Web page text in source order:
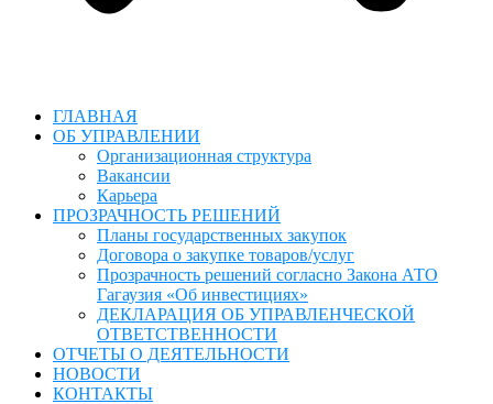
ГЛАВНАЯ
ОБ УПРАВЛЕНИИ
Организационная структура
Вакансии
Карьера
ПРОЗРАЧНОСТЬ РЕШЕНИЙ
Планы государственных закупок
Договора о закупке товаров/услуг
Прозрачность решений согласно Закона АТО
Гагаузия «Об инвестициях»
ДЕКЛАРАЦИЯ ОБ УПРАВЛЕНЧЕСКОЙ
ОТВЕТСТВЕННОСТИ
ОТЧЕТЫ О ДЕЯТЕЛЬНОСТИ
НОВОСТИ
КОНТАКТЫ